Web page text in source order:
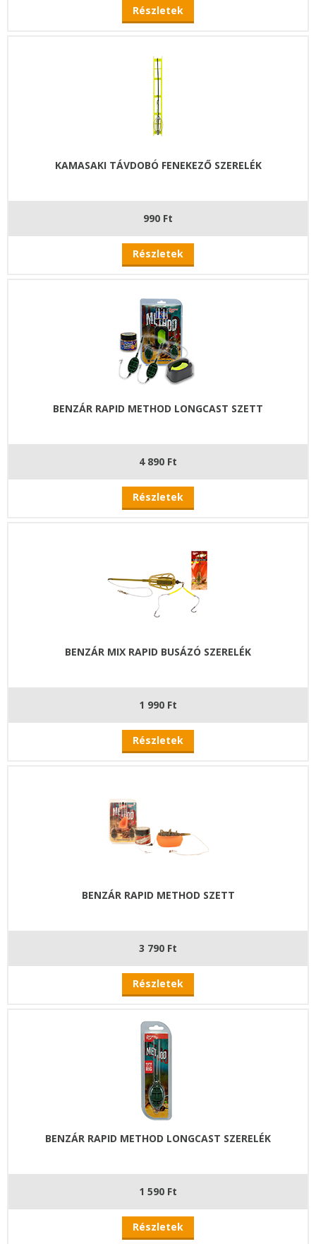
Részletek
KAMASAKI TÁVDOBÓ FENEKEZŐ SZERELÉK
990 Ft
Részletek
BENZÁR RAPID METHOD LONGCAST SZETT
4 890 Ft
Részletek
BENZÁR MIX RAPID BUSÁZÓ SZERELÉK
1 990 Ft
Részletek
BENZÁR RAPID METHOD SZETT
3 790 Ft
Részletek
BENZÁR RAPID METHOD LONGCAST SZERELÉK
1 590 Ft
Részletek